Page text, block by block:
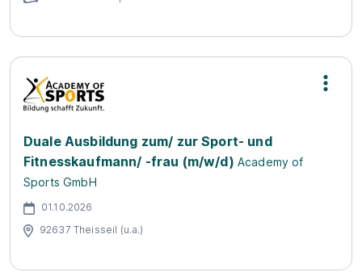
Duale Ausbildung zum/ zur Sport- und
Fitnesskaufmann/ -frau (m/w/d) Academy of
Sports GmbH
01.10.2026
92637 Theisseil (u.a.)